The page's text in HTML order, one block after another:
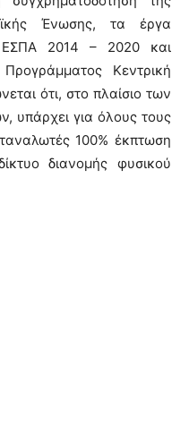
Ένωσης, τα έργα
ΕΣΠΑ 2014 – 2020 και
Κεντρική
ότι, στο πλαίσιο των
υπάρχει για όλους τους
100% έκπτωση
διανομής φυσικού